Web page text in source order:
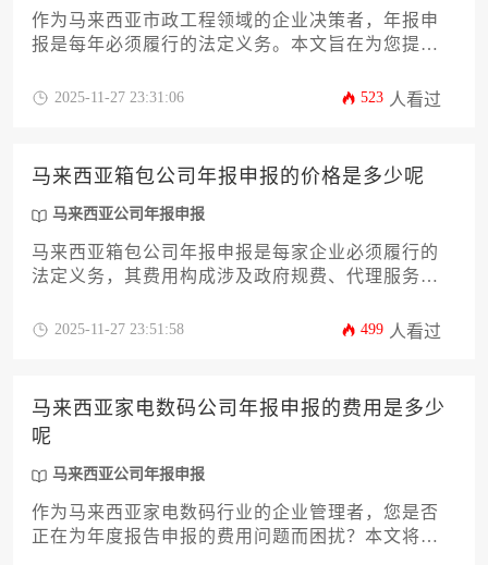
作为马来西亚市政工程领域的企业决策者，年报申
报是每年必须履行的法定义务。本文旨在为您提供
成本的诸多因素，例如公司规模、业务复杂度和是
准规划年度合规预算，确保企业高效、顺利地完成
马来西亚公司年报申报流程。
2025-11-27 23:31:06 523 人看过
马来西亚箱包公司年报申报的价格是多少呢
马来西亚公司年报申报
马来西亚箱包公司年报申报是每家企业必须履行的
法定义务，其费用构成涉及政府规费、代理服务费
成本解析、合规风险及优化策略等12个核心层面，
2025-11-27 23:51:58 499 人看过
马来西亚家电数码公司年报申报的费用是多少
呢
马来西亚公司年报申报
作为马来西亚家电数码行业的企业管理者，您是否
正在为年度报告申报的费用问题而困扰？本文将深